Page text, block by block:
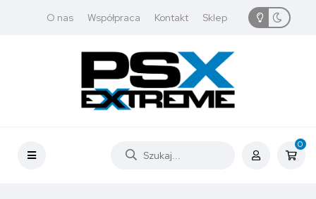
O nas Współpraca Kontakt Sklep
0